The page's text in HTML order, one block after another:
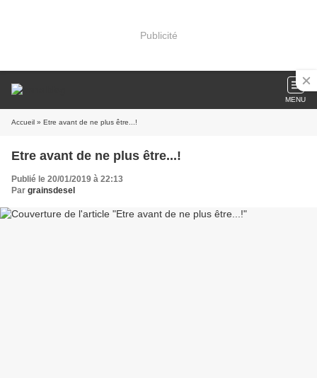
Publicité
MENU
Accueil » Etre avant de ne plus être...!
Etre avant de ne plus être...!
Publié le 20/01/2019 à 22:13
Par grainsdesel